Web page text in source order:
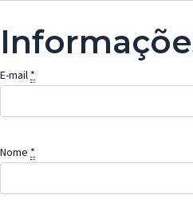
E-mail *
Nome *